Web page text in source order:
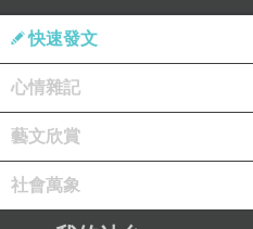
快速發文
心情雜記
藝文欣賞
社會萬象